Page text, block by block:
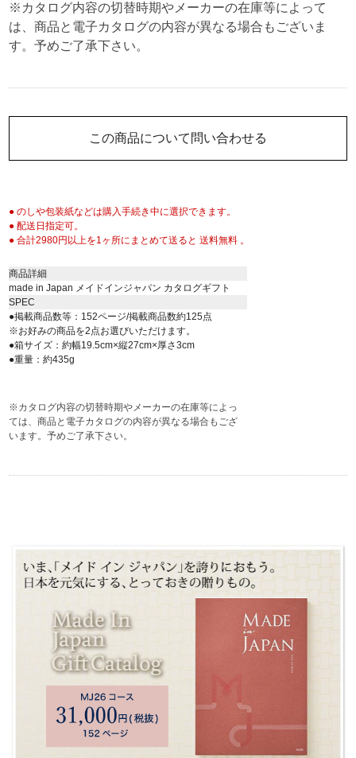
この商品について問い合わせる
● のしや包装紙などは購入手続き中に選択できます。
● 配送日指定可。
● 合計2980円以上を1ヶ所にまとめて送ると 送料無料 。
商品詳細
made in Japan メイドインジャパン カタログギフト
SPEC
●掲載商品数等：152ページ/掲載商品数約125点
※お好みの商品を2点お選びいただけます。
●箱サイズ：約幅19.5cm×縦27cm×厚さ3cm
●重量：約435g
※カタログ内容の切替時期やメーカーの在庫等によっ
ては、商品と電子カタログの内容が異なる場合もござ
います。予めご了承下さい。
※カタログ内容の切替時期やメーカーの在庫等によって
は、商品と電子カタログの内容が異なる場合もございま
す。予めご了承下さい。